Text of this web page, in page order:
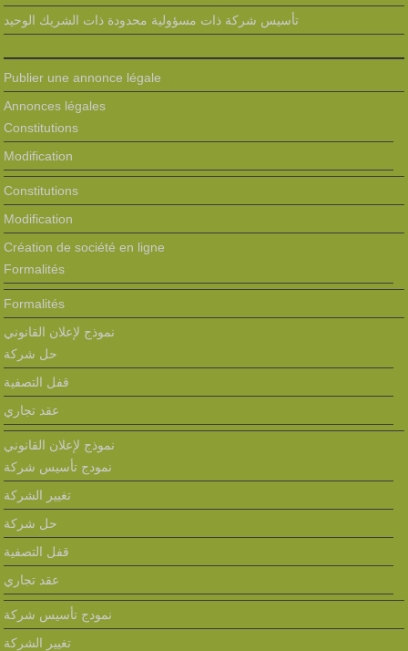
تأسيس شركة ذات مسؤولية محدودة ذات الشريك الوحيد
Publier une annonce légale
Annonces légales
Constitutions
Modification
Constitutions
Modification
Création de société en ligne
Formalités
Formalités
نموذج لإعلان القانوني
حل شركة
قفل التصفية
عقد تجاري
نموذج لإعلان القانوني
نمودج تأسيس شركة
تغيير الشركة
حل شركة
قفل التصفية
عقد تجاري
نمودج تأسيس شركة
تغيير الشركة